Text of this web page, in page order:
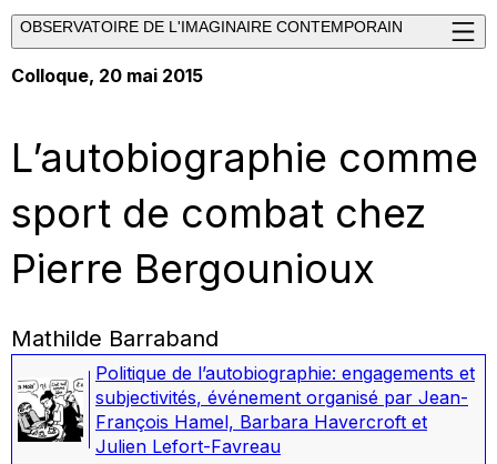
OBSERVATOIRE DE L'IMAGINAIRE CONTEMPORAIN
Colloque, 20 mai 2015
L’autobiographie comme
sport de combat chez
Pierre Bergounioux
Mathilde Barraband
Politique de l’autobiographie: engagements et
subjectivités, événement organisé par Jean-
François Hamel, Barbara Havercroft et
Julien Lefort-Favreau